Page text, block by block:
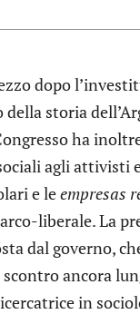
dopo
storia
ha
agli attivisti
e leempresas
liberale. La
dal governo,
ancora
in